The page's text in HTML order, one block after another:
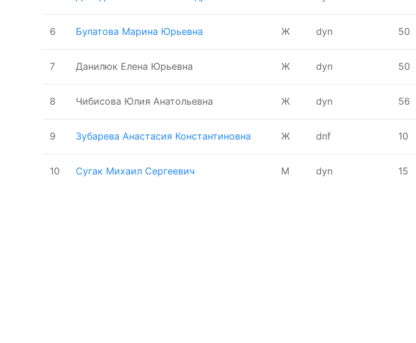
6 Булатова Марина Юрьевна Ж dyn 50
7 Данилюк Елена Юрьевна Ж dyn 50
8 Чибисова Юлия Анатольевна Ж dyn 56
9 Зубарева Анастасия Константиновна Ж dnf 10
10 Сугак Михаил Сергеевич М dyn 15